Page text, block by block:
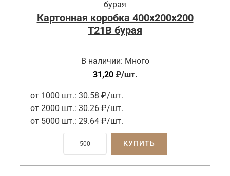
Картонная коробка 400x200x200
Т21B бурая
В наличии: Много
31,20 ₽/шт.
от 1000 шт.: 30.58 ₽/шт.
от 2000 шт.: 30.26 ₽/шт.
от 5000 шт.: 29.64 ₽/шт.
КУПИТЬ